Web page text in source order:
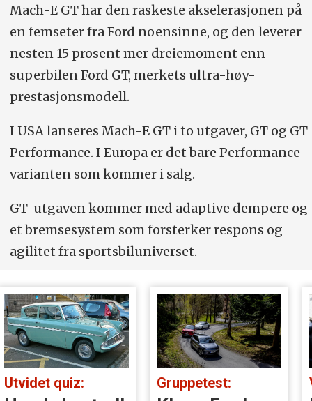
Mach-E GT har den raskeste akselerasjonen på
en femseter fra Ford noensinne, og den leverer
nesten 15 prosent mer dreiemoment enn
superbilen Ford GT, merkets ultra-høy-
prestasjonsmodell.
I USA lanseres Mach-E GT i to utgaver, GT og GT
Performance. I Europa er det bare Performance-
varianten som kommer i salg.
GT-utgaven kommer med adaptive dempere og
et bremsesystem som forsterker respons og
agilitet fra sportsbiluniverset.
Utvidet quiz: Gruppetest: